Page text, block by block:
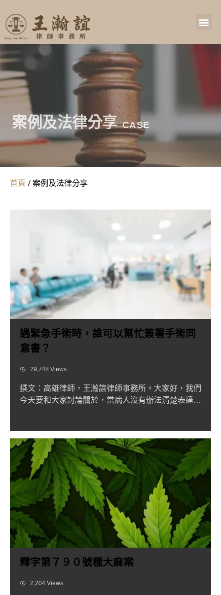
案例及法律分享 CASE
首頁 /案例及法律分享
遇緊急手術時，誰可以幫忙簽署手術同
意書？
Views29,748 Views
撰文：高雄律師，王瀚誼律師事務所。大家好，我們
今天要和大家討論關於，當病人沒有辦法清楚表達自
釋字第７９０號種大麻案
Views2,204 Views